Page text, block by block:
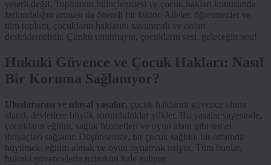
yeterli değil. Toplumun bilinçlenmesi ve çocuk hakları konusunda
farkındalığın artması da önemli bir faktör. Aileler, öğretmenler ve
tüm toplum, çocukların haklarını savunmalı ve onları
desteklemelidir. Çünkü unutmayın, çocukların sesi, geleceğin sesi!
Hukuki Güvence ve Çocuk Hakları: Nasıl
Bir Koruma Sağlanıyor?
Uluslararası ve ulusal yasalar
, çocuk haklarını güvence altına
alarak devletlere büyük sorumluluklar yükler. Bu yasalar sayesinde,
çocukların eğitim, sağlık hizmetleri ve oyun alanı gibi temel
ihtiyaçları sağlanır. Düşünsenize, bir çocuk sağlıklı bir ortamda
büyümek, eğitim almak ve oyun oynamak istiyor. Tüm bunlar,
hukuki güvencelerle mümkün hale geliyor.